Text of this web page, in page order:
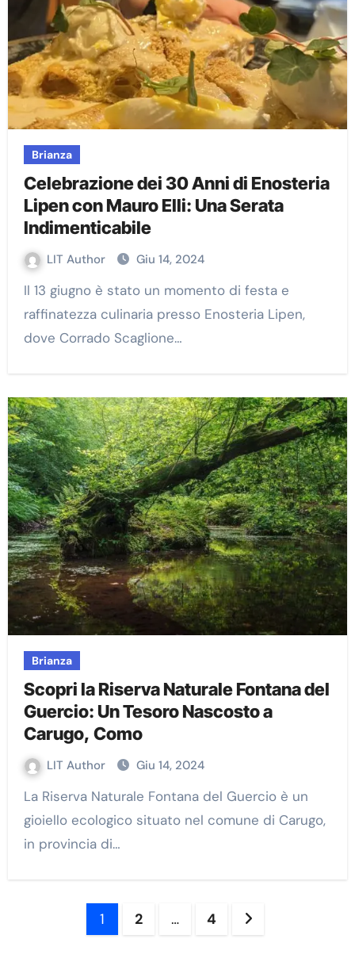
Brianza
Celebrazione dei 30 Anni di Enosteria
Lipen con Mauro Elli: Una Serata
Indimenticabile
LIT Author Giu 14, 2024
Il 13 giugno è stato un momento di festa e
raffinatezza culinaria presso Enosteria Lipen,
dove Corrado Scaglione…
Brianza
Scopri la Riserva Naturale Fontana del
Guercio: Un Tesoro Nascosto a
Carugo, Como
LIT Author Giu 14, 2024
La Riserva Naturale Fontana del Guercio è un
gioiello ecologico situato nel comune di Carugo,
in provincia di…
Paginazione
1 2 … 4